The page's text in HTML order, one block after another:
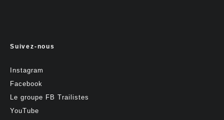
Suivez-nous
Instagram
Facebook
Le groupe FB Trailistes
YouTube